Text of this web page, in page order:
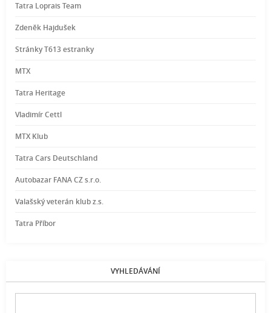
Tatra Loprais Team
Zdeněk Hajdušek
Stránky T613 estranky
MTX
Tatra Heritage
Vladimír Cettl
MTX Klub
Tatra Cars Deutschland
Autobazar FANA CZ s.r.o.
Valašský veterán klub z.s.
Tatra Příbor
VYHLEDÁVÁNÍ